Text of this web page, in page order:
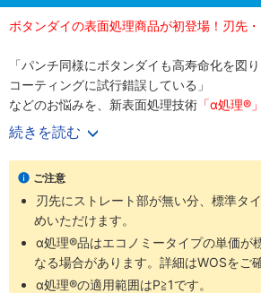
ボタンダイの表面処理商品が初登場！刃先・
「パンチ同様にボタンダイも高寿命化を図
コーティングに試行錯誤している」
などのお悩みを、新表面処理技術 「α処理®」
【α処理®の特長】
・処理表面のナノ結晶化により靭性を損な
・従来の表面処理と比較して、現寸法・刃
溝形状の変化を最小限に抑えて強化可能！
・処理表面にマイクロテクスチャを形成さ
がり
摺動性向上！
（詳細は「α処理®（新表面処理技術） ボタ
用」
またはページ下部の関連情報をご参照く
続きを読む
ご注意
刃先にストレート部が無い分、標準タ
めいただけます。
α処理®品はエコノミータイプの単価が
なる場合があります。詳細はWOSをご
α処理®の適用範囲はP≧1です。